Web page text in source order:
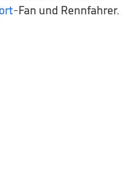
-Fan und Rennfahrer.